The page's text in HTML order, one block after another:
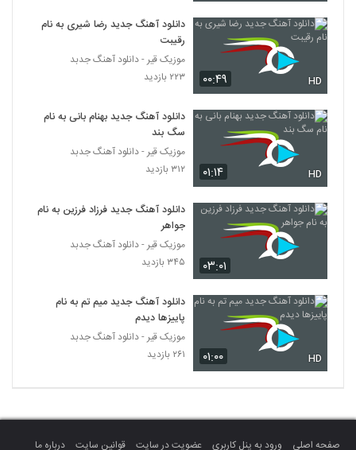
Roya Nist)
۵۱۹ بازدید
187 میکوبه قلبم
188
دانلود آهنگ سیاوش امینی جون منی
۸۹۹ بازدید
دانلود آهنگ متین حکمت پور دل دیوونم
۴۹۶ بازدید
190
عمران آهنگ ببخشید
۶۴۴ بازدید
آهنگ علیرضا پویا بنام دیوونه بازی (رمیکس)
۸۰۶ بازدید
192
دانلود آهنگ افسردگی از نیما صادقی
۰۰:۴۹ HD
دانلود آهنگ جدید رضا شیری به نام
رقیبت
موزیک قیر - دانلود آهنگ جدبد
۲۲۳ بازدید
۰۱:۱۴ HD
دانلود آهنگ جدید بهنام بانی به نام
سگ بند
موزیک قیر - دانلود آهنگ جدبد
۳۱۲ بازدید
۰۳:۰۱
دانلود آهنگ جدید فرزاد فرزین به نام
جواهر
موزیک قیر - دانلود آهنگ جدبد
۳۴۵ بازدید
۰۱:۰۰ HD
دانلود آهنگ جدید میم تم به نام
پاییزها دیدم
موزیک قیر - دانلود آهنگ جدبد
۲۶۱ بازدید
صفحه اصلی ورود به پنل کاربری عضویت در سایت قوانین سایت درباره ما